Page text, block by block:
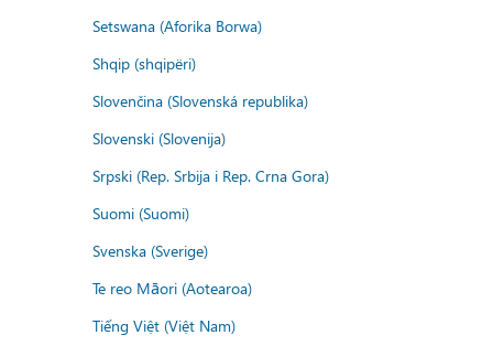
Setswana (Aforika Borwa)
Shqip (shqipëri)
Slovenčina (Slovenská republika)
Slovenski (Slovenija)
Srpski (Rep. Srbija i Rep. Crna Gora)
Suomi (Suomi)
Svenska (Sverige)
Te reo Māori (Aotearoa)
Tiếng Việt (Việt Nam)